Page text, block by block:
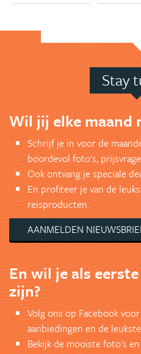
Stay
Wil jij elke maand
Schrijf je in voor de
boordevol foto's,
Ook ontvang je speciale
En profiteer je van de
reisproducten.
AANMELDEN
En wil je als
zijn?
Volg ons op Facebook
aanbiedingen en de
Bekijk de mooiste foto's